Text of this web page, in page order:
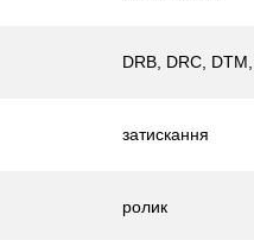
DRB, DRC,
затискання
ролик